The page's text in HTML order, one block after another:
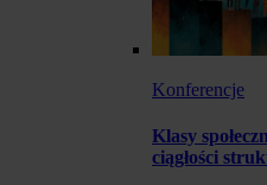
Konferencje
Klasy
ciągłości